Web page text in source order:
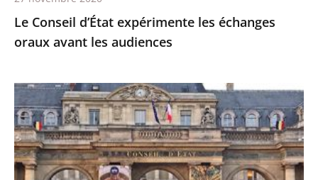
Le Conseil d’État expérimente les échanges
oraux avant les audiences
Le
Conseil
d’État
ouvre
ses